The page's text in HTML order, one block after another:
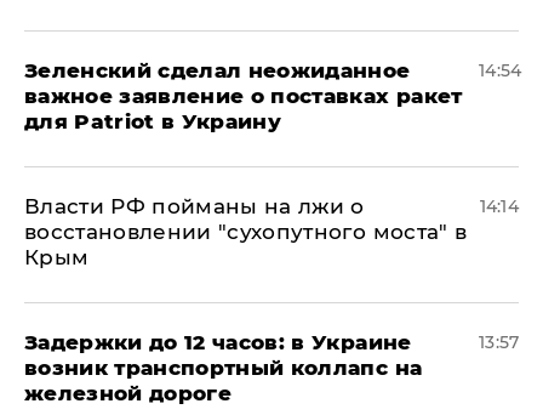
Зеленский сделал неожиданное
важное заявление о поставках ракет
для Patriot в Украину
14:54
Власти РФ пойманы на лжи о
восстановлении "сухопутного моста" в
Крым
14:14
Задержки до 12 часов: в Украине
возник транспортный коллапс на
железной дороге
13:57